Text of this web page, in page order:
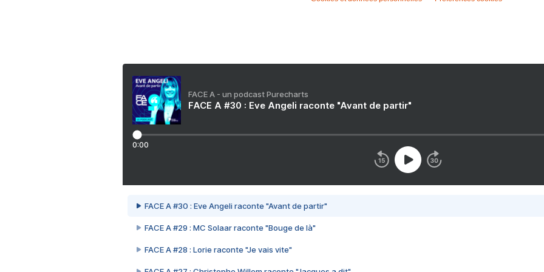
FACE A - un podcast Purecharts
FACE A #30 : Eve Angeli raconte "Avant de partir"
0:00
FACE A #30 : Eve Angeli raconte "Avant de partir"
FACE A #29 : MC Solaar raconte "Bouge de là"
FACE A #28 : Lorie raconte "Je vais vite"